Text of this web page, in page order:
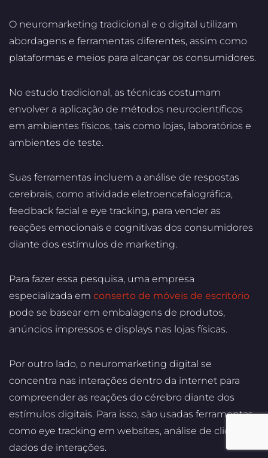
O neuromarketing tradicional e o digital utilizam
abordagens e ferramentas diferentes, assim como
plataformas e meios para alcançar os consumidores.
No estudo tradicional, as técnicas costumam
envolver a aplicação de métodos neurocientíficos
em ambientes físicos, tais como lojas, laboratórios e
ambientes de teste.
Suas ferramentas incluem a análise de respostas
cerebrais, como atividade eletroencefalográfica,
feedback facial e eye tracking, para vender as
reações emocionais e cognitivas dos consumidores
diante dos estímulos de marketing.
Para fazer essa pesquisa, uma empresa
especializada em conserto de móveis de escritório
pode se basear em embalagens de produtos,
anúncios impressos e displays nas lojas físicas.
Por outro lado, o neuromarketing digital se
concentra nas interações dentro da internet para
compreender as reações do cérebro diante dos
estímulos digitais. Para isso, são usadas ferramentas
como eye tracking em websites, análise de cliques e
dados de interações.